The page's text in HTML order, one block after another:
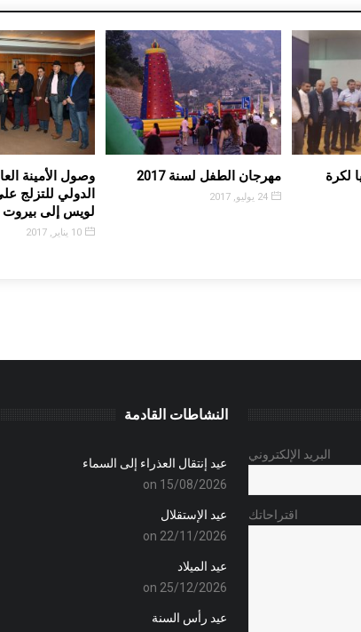
مهرجان الطفل لسنة 2017
اختتام كأس بيار كخيا لكرة
السلة في بشري
النشاطات القادمة
عيد إنتقال العذراء إلى السماء
on 15/08/2026
عيد الإستقلال
on 22/11/2026
عيد الميلاد
on 25/12/2026
عيد رأس السنة
البريد الإلكتروني
اقتراحاتك